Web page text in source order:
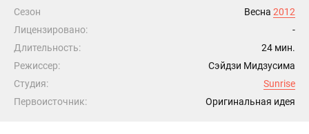
Сезон Весна 2012
Лицензировано:
-
Длительность:
24 мин.
Режиссер:
Сэйдзи Мидзусима
Студия:
Sunrise
Первоисточник:
Оригинальная идея